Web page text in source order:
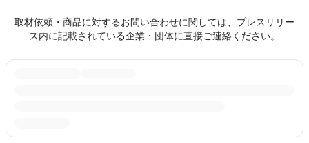
取材依頼・商品に対するお問い合わせに関しては、プレスリリー
ス内に記載されている企業・団体に直接ご連絡ください。